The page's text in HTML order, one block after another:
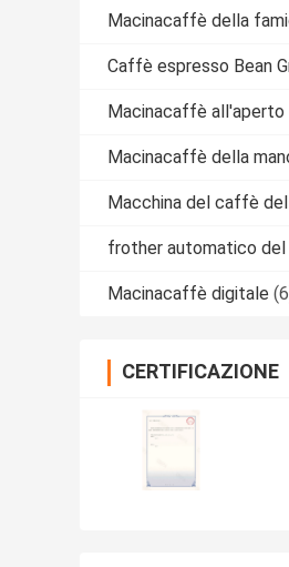
Macinacaffè della
Caffè espresso Bean
Macinacaffè all'aperto
Macinacaffè della
Macchina del caffè
frother automatico
Macinacaffè digitale
CERTIFICAZIONE